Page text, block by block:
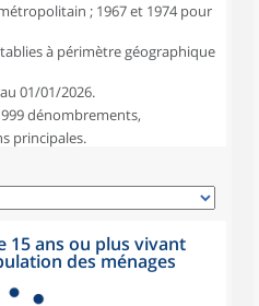
; 1967 et 1974 pour
à périmètre géographique
01/01/2026.
dénombrements,
principales.
15 ans ou plus vivant
des ménages